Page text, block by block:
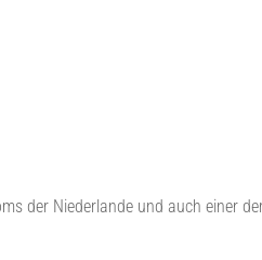
der Niederlande und auch einer